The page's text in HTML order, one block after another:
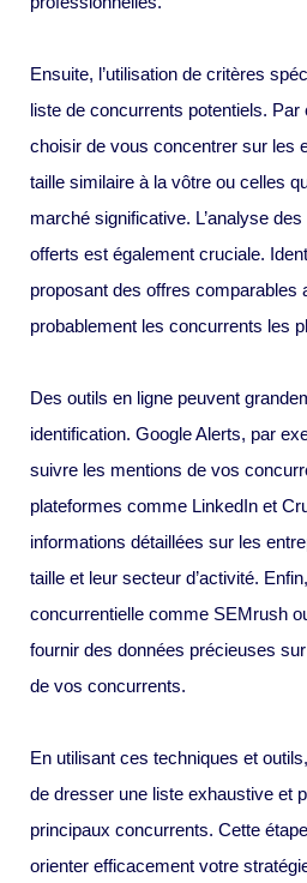
Ensuite, l’utilisation de critères
liste de concurrents potentiels.
choisir de vous concentrer sur les
taille similaire à la vôtre ou celles
marché significative. L’analyse
offerts est également cruciale.
proposant des offres comparables
probablement les concurrents les
Des outils en ligne peuvent
identification. Google Alerts, par
suivre les mentions de vos
plateformes comme LinkedIn et
informations détaillées sur les
taille et leur secteur d’activité.
concurrentielle comme SEMrush
fournir des données précieuses
de vos concurrents.
En utilisant ces techniques et
de dresser une liste exhaustive et
principaux concurrents. Cette
orienter efficacement votre